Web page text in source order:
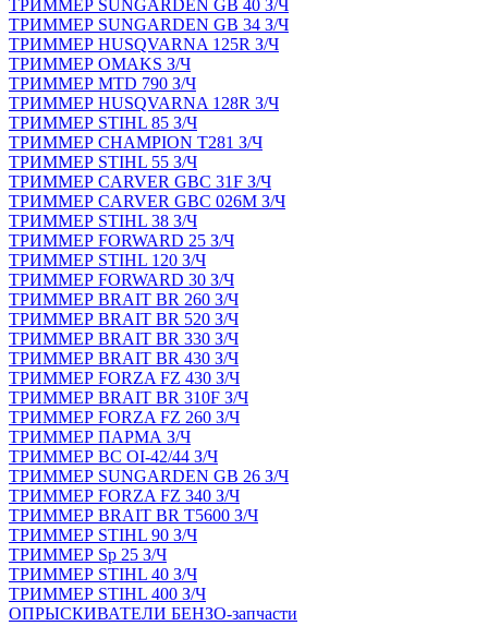
ТРИММЕР SUNGARDEN GB 40 З/Ч
ТРИММЕР SUNGARDEN GB 34 З/Ч
ТРИММЕР HUSQVARNA 125R З/Ч
ТРИММЕР OMAKS З/Ч
ТРИММЕР MTD 790 З/Ч
ТРИММЕР HUSQVARNA 128R З/Ч
ТРИММЕР STIHL 85 З/Ч
ТРИММЕР CHAMPION T281 З/Ч
ТРИММЕР STIHL 55 З/Ч
ТРИММЕР CARVER GBC 31F З/Ч
ТРИММЕР CARVER GBC 026M З/Ч
ТРИММЕР STIHL 38 З/Ч
ТРИММЕР FORWARD 25 З/Ч
ТРИММЕР STIHL 120 З/Ч
ТРИММЕР FORWARD 30 З/Ч
ТРИММЕР BRAIT BR 260 З/Ч
ТРИММЕР BRAIT BR 520 З/Ч
ТРИММЕР BRAIT BR 330 З/Ч
ТРИММЕР BRAIT BR 430 З/Ч
ТРИММЕР FORZA FZ 430 З/Ч
ТРИММЕР BRAIT BR 310F З/Ч
ТРИММЕР FORZA FZ 260 З/Ч
ТРИММЕР ПАРМА З/Ч
ТРИММЕР BC OI-42/44 З/Ч
ТРИММЕР SUNGARDEN GB 26 З/Ч
ТРИММЕР FORZA FZ 340 З/Ч
ТРИММЕР BRAIT BR Т5600 З/Ч
ТРИММЕР STIHL 90 З/Ч
ТРИММЕР Sp 25 З/Ч
ТРИММЕР STIHL 40 З/Ч
ТРИММЕР STIHL 400 З/Ч
ОПРЫСКИВАТЕЛИ БЕНЗО-запчасти